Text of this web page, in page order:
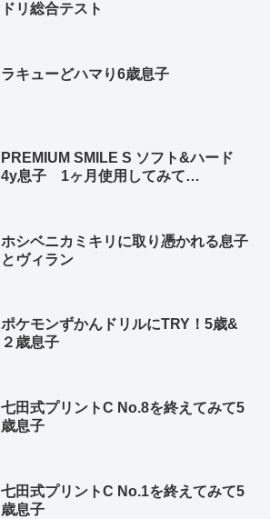
ドリ総合テスト
ラキューどハマり6歳息子
PREMIUM SMILE S ソフト&ハード
4y息子 1ヶ月使用してみて…
ホシベニカミキリに取り憑かれる息子
とヴィラン
ポケモンずかんドリルにTRY！5歳&
２歳息子
七田式プリントC No.8を終えてみて5
歳息子
七田式プリントC No.1を終えてみて5
歳息子